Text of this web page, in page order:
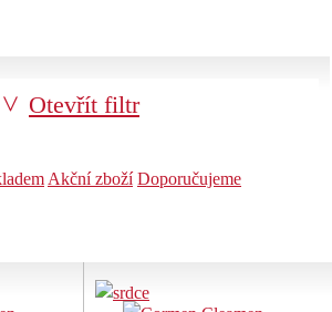
Otevřít filtr
Akční zboží Doporučujeme